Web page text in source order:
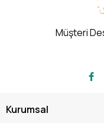
Müşteri
Kurumsal